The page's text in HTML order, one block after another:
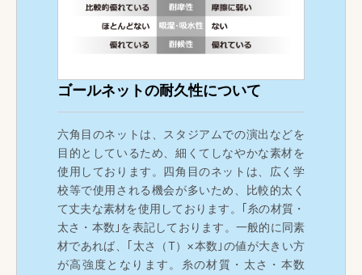
ゴールネットの耐久性について
六角目のネットは、スタジアムでの演出などを
目的としているため、細くてしなやかな素材を
使用しております。四角目のネットは、広く学
校等で使用される機会が多いため、比較的太く
て丈夫な素材を使用しております。｢糸の材質・
太さ・本数｣を表記しております。一般的に同素
材であれば、｢太さ（T）×本数｣の値が大きい方
が高強度となります。糸の材質・太さ・本数